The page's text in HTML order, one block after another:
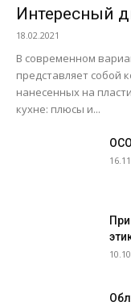
Интересный
18.02.2021
В современном
представляет собой
нанесенных на
кухне: плюсы и...